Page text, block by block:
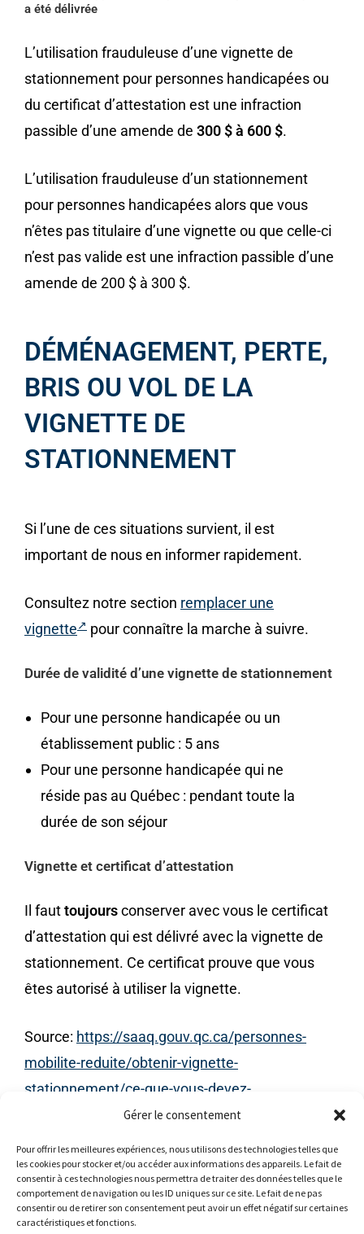
Gérer le consentement
Pour offrir les meilleures expériences, nous utilisons des technologies telles que
les cookies pour stocker et/ou accéder aux informations des appareils. Le fait de
consentir à ces technologies nous permettra de traiter des données telles que le
comportement de navigation ou les ID uniques sur ce site. Le fait de ne pas
consentir ou de retirer son consentement peut avoir un effet négatif sur certaines
caractéristiques et fonctions.
a été délivrée
L’utilisation frauduleuse d’une vignette de
stationnement pour personnes handicapées ou
du certificat d’attestation est une infraction
passible d’une amende de 300 $ à 600 $.
L’utilisation frauduleuse d’un stationnement
pour personnes handicapées alors que vous
n’êtes pas titulaire d’une vignette ou que celle-ci
n’est pas valide est une infraction passible d’une
amende de 200 $ à 300 $.
DÉMÉNAGEMENT, PERTE,
BRIS OU VOL DE LA
VIGNETTE DE
STATIONNEMENT
Si l’une de ces situations survient, il est
important de nous en informer rapidement.
Consultez notre section remplacer une
vignette
pour connaître la marche à suivre.
Durée de validité d’une vignette de stationnement
Pour une personne handicapée ou un
établissement public : 5 ans
Pour une personne handicapée qui ne
réside pas au Québec : pendant toute la
durée de son séjour
Vignette et certificat d’attestation
Il fauttoujoursconserver avec vous le certificat
d’attestation qui est délivré avec la vignette de
stationnement. Ce certificat prouve que vous
êtes autorisé à utiliser la vignette.
Source: https://saaq.gouv.qc.ca/personnes-
mobilite-reduite/obtenir-vignette-
stationnement/ce-que-vous-devez-
savoir/mobile/page/?fbclid=IwAR2VNWut47-
T53Dys9EFJbj76EbsejAc161NwjZu8aWtb4Nl1IU
2YR0Zw1E